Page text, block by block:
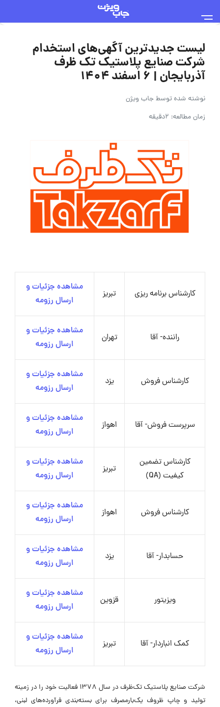
لیست جدیدترین آگهی‌های استخدام
شرکت صنایع پلاستیک تک ظرف
آذربایجان | ۶ اسفند ۱۴۰۴
نوشته شده توسطجاب ویژن
زمان مطالعه: 2دقیقه
کارشناس برنامه ریزی تبریز
مشاهده جزئیات و
ارسال رزومه
راننده- آقا تهران
مشاهده جزئیات و
ارسال رزومه
کارشناس فروش یزد
مشاهده جزئیات و
ارسال رزومه
سرپرست فروش- آقا اهواز
مشاهده جزئیات و
ارسال رزومه
کارشناس تضمین
کیفیت (QA)
تبریز
مشاهده جزئیات و
ارسال رزومه
کارشناس فروش اهواز
مشاهده جزئیات و
ارسال رزومه
حسابدار- آقا یزد
مشاهده جزئیات و
ارسال رزومه
ویزیتور قزوین
مشاهده جزئیات و
ارسال رزومه
کمک انباردار- آقا تبریز
مشاهده جزئیات و
ارسال رزومه
شرکت صنایع پلاستیک تک‌ظرف در سال 1378 فعالیت خود را در زمینه
تولید و چاپ ظروف یک‌بارمصرف برای بسته‌بندی فرآورده‌های لبنی،